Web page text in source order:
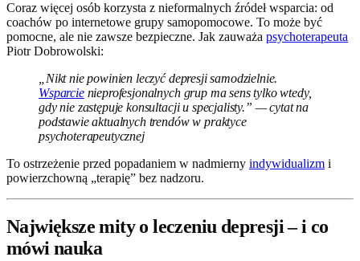
Coraz więcej osób korzysta z nieformalnych źródeł wsparcia: od
coachów po internetowe grupy samopomocowe. To może być
pomocne, ale nie zawsze bezpieczne. Jak zauważa psychoterapeuta
Piotr Dobrowolski:
„Nikt nie powinien leczyć depresji samodzielnie.
Wsparcienieprofesjonalnych grup ma sens tylko wtedy,
gdy nie zastępuje konsultacji u specjalisty.” — cytat na
podstawie aktualnych trendów w praktyce
psychoterapeutycznej
To ostrzeżenie przed popadaniem w nadmierny indywidualizm i
powierzchowną „terapię” bez nadzoru.
Największe mity o leczeniu depresji – i co
mówi nauka